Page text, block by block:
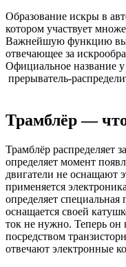
Образование искры в
котором участвует
Важнейшую функцию
отвечающее за
Официальное название
прерыватель-
Трамблёр — что
Трамблёр распределяет
определяет момент
двигатели не оснащают
применяется
определяет
оснащается своей
ток не нужно. Теперь он
посредством
отвечают электронные